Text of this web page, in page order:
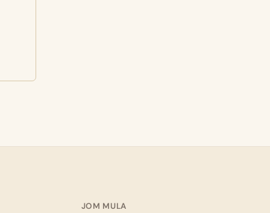
JOM MULA